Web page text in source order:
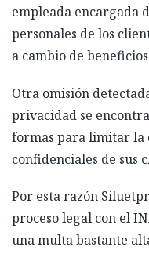
empleada encargada
personales de los
a cambio de
Otra omisión
privacidad se
formas para limitar la
confidenciales de sus
Por esta razón
proceso legal con el
una multa bastante